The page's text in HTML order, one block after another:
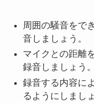
周囲の騒音をで
音しましょう。
マイクとの距離
録音しましょう。
録音する内容に
るようにしまし